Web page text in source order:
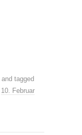
and tagged
10. Februar